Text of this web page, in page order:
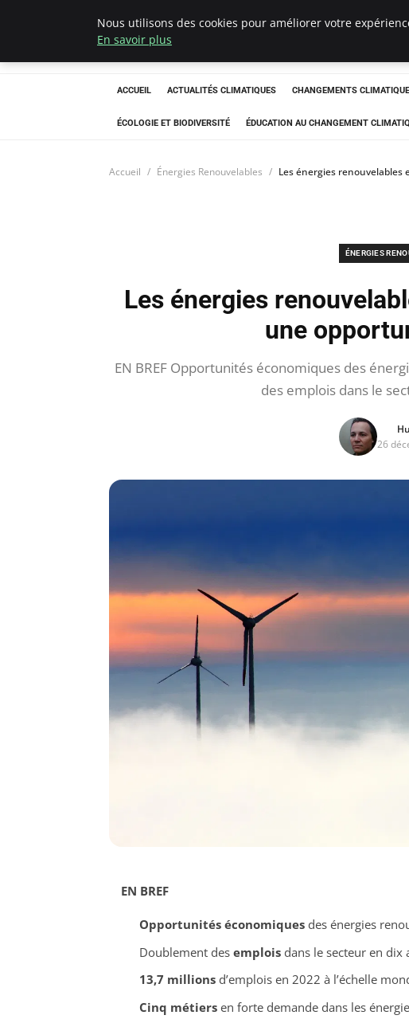
Climatedebtagents
ACCUEIL ACTUALITÉS CLIMATIQUES CHANGEMENTS
ÉCOLOGIE ET BIODIVERSITÉ ÉDUCATION AU CHANGEMENT
Accueil Énergies Renouvelables Les énergies
ÉNERGIES
Les énergies
une
EN BREF Opportunités économiques des
des emplois dans le
26
EN BREF
Opportunités économiquesdes énergies
Doublement des emploisdans le secteur en dix
13,7 millionsd’emplois en 2022 à l’échelle
Cinq métiersen forte demande dans les
Nous utilisons des cookies pour améliorer votre
En savoir plus